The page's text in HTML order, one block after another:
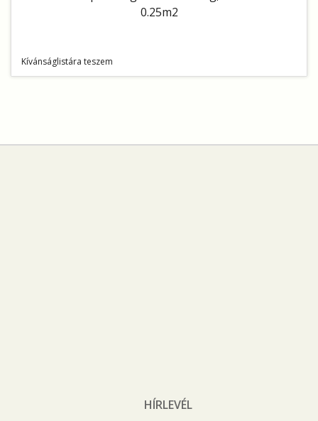
0.25m2
Kívánságlistára teszem
HÍRLEVÉL